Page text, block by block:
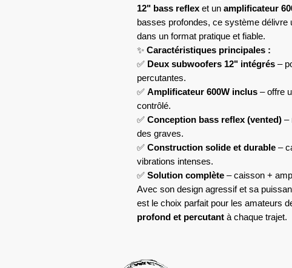
12" bass reflex et un amplificateur
basses profondes, ce système
dans un format pratique et fiable.
✨ Caractéristiques principales :
✅ Deux subwoofers 12" intégrés –
percutantes.
✅ Amplificateur 600W inclus – offre
contrôlé.
✅ Conception bass reflex (vented) –
des graves.
✅ Construction solide et durable –
vibrations intenses.
✅ Solution complète – caisson +
Avec son design agressif et sa
est le choix parfait pour les amateurs
profond et percutant à chaque trajet.